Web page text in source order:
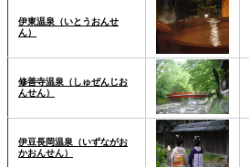
伊東温泉（いとうおんせ
ん）
修善寺温泉（しゅぜんじお
んせん）
伊豆長岡温泉（いずながお
かおんせん）